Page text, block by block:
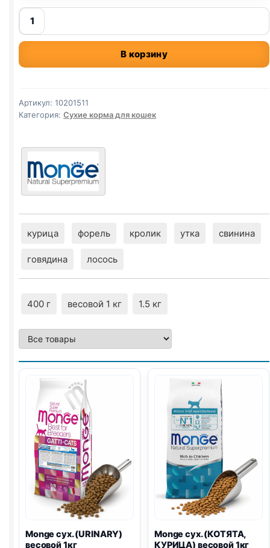
Количество
товара
Monge
(СТЕРИЛ.,
1,5кг
В корзину
Артикул: 10201511
Категория: Сухие корма для кошек
курица форель кролик утка свинина
говядина лосось
400 г весовой 1 кг 1.5 кг
Monge сух. (URINARY)
весовой 1кг
Monge сух. (КОТЯТА,
КУРИЦА) весовой 1кг